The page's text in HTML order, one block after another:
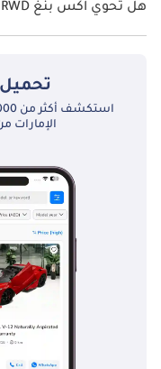
هل تحوي اكس بنغ G9 RWD ستاندارد رينج فتحة سقف؟
نعم توفر اكس بنغ G9 RWD ستاندارد رينج فتحة السقف كخيار.
الإمارات من أكثر